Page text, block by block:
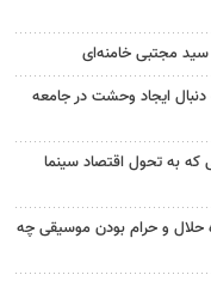
سید مجتبی خامنه‌ای
ایجاد وحشت در جامعه
که به تحول اقتصاد سینما
حلال و حرام بودن موسیقی چه